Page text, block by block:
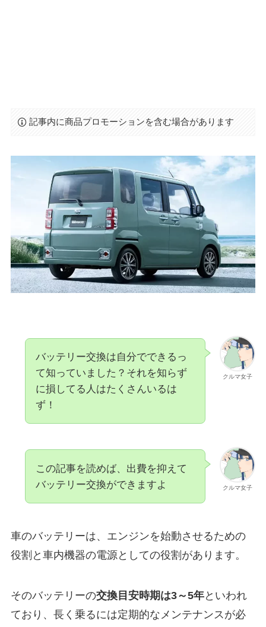
記事内に商品プロモーションを含む場合があります
クルマ女子
バッテリー交換は自分でできるっ
て知っていました？それを知らず
に損してる人はたくさんいるは
ず！
クルマ女子
この記事を読めば、出費を抑えて
バッテリー交換ができますよ
車のバッテリーは、エンジンを始動させるための
役割と車内機器の電源としての役割があります。
そのバッテリーの交換目安時期は3～5年といわれ
ており、長く乗るには定期的なメンテナンスが必